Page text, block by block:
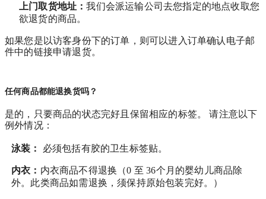
上门取货地址：我们会派运输公司去您指定的地点收取您
欲退货的商品。
如果您是以访客身份下的订单，则可以进入订单确认电子邮
件中的链接申请退货。
任何商品都能退换货吗？
是的，只要商品的状态完好且保留相应的标签。 请注意以下
例外情况：
泳装： 必须包括有胶的卫生标签贴。
内衣： 内衣商品不得退换（0 至 36个月的婴幼儿商品除
外。此类商品如需退换，须保持原始包装完好。）